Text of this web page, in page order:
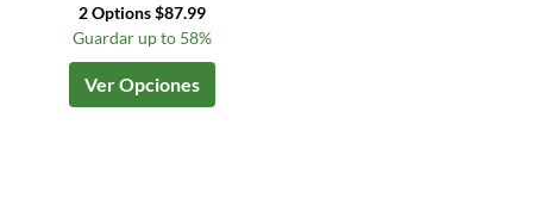
2 Options $87.99
Guardar up to 58%
Ver Opciones